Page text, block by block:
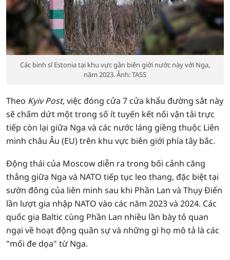
Các binh sĩ Estonia tại khu vực gần biên giới nước này với Nga,
năm 2023. Ảnh: TASS
Theo Kyiv Post, việc đóng cửa 7 cửa khẩu đường sắt này
sẽ chấm dứt một trong số ít tuyến kết nối vận tải trực
tiếp còn lại giữa Nga và các nước láng giềng thuộc Liên
minh châu Âu (EU) trên khu vực biên giới phía tây bắc.
Động thái của Moscow diễn ra trong bối cảnh căng
thẳng giữa Nga và NATO tiếp tục leo thang, đặc biệt tại
sườn đông của liên minh sau khi Phần Lan và Thụy Điển
lần lượt gia nhập NATO vào các năm 2023 và 2024. Các
quốc gia Baltic cùng Phần Lan nhiều lần bày tỏ quan
ngại về hoạt động quân sự và những gì họ mô tả là các
"mối đe dọa" từ Nga.